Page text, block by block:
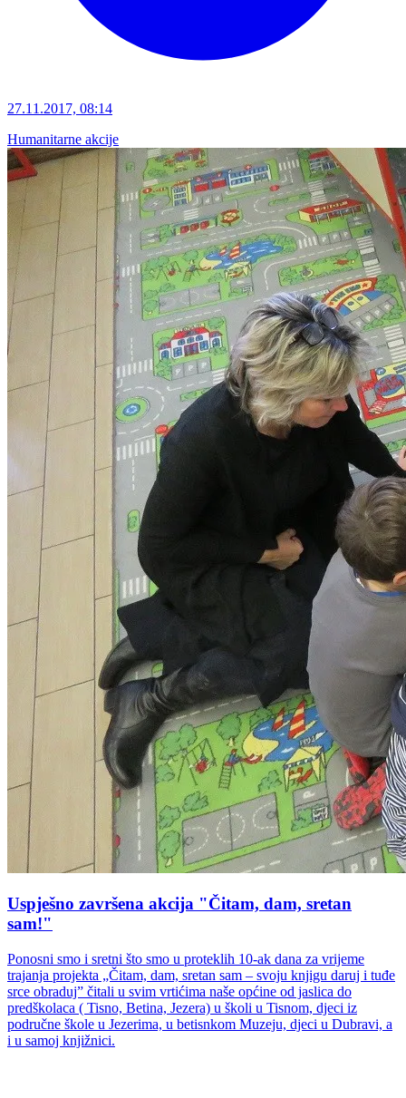
27.11.2017, 08:14
Humanitarne akcije
Uspješno završena akcija "Čitam, dam, sretan
sam!"
Ponosni smo i sretni što smo u proteklih 10-ak dana za vrijeme
trajanja projekta „Čitam, dam, sretan sam – svoju knjigu daruj i tuđe
srce obraduj” čitali u svim vrtićima naše općine od jaslica do
predškolaca ( Tisno, Betina, Jezera) u školi u Tisnom, djeci iz
područne škole u Jezerima, u betisnkom Muzeju, djeci u Dubravi, a
i u samoj knjižnici.